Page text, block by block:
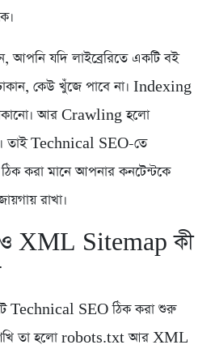
আপনি যদি লাইব্রেরিতে একটি বই
কেউ খুঁজে পাবে না। Indexing
আর Crawling হলো
তাই Technical SEO-তে
করা মানে আপনার কনটেন্টকে
রাখা।
XML Sitemap কী
Technical SEO ঠিক করা শুরু
তা হলো robots.txt আর XML